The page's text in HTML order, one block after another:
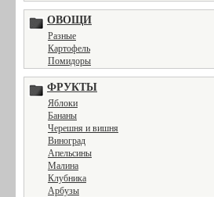
ОВОЩИ
Разные
Картофель
Помидоры
ФРУКТЫ
Яблоки
Бананы
Черешня и вишня
Виноград
Апельсины
Малина
Клубника
Арбузы